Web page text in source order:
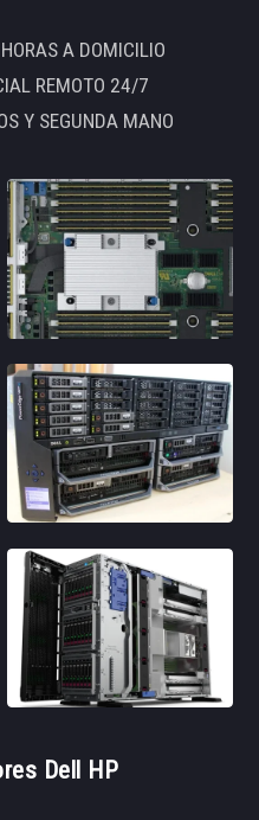
A DOMICILIO
REMOTO 24/7
Y SEGUNDA MANO
Dell HP